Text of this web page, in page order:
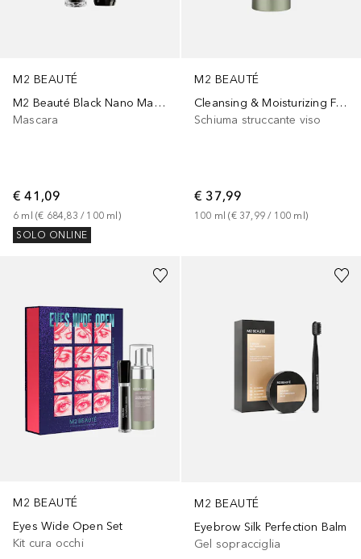
M2 BEAUTÉ
M2 Beauté Black Nano Mascara Nutrition & Natural Growth
Mascara
€ 41,09
6 ml (€ 684,83 / 100 ml )
SOLO ONLINE
M2 BEAUTÉ
Cleansing & Moisturizing Foam
Schiuma struccante viso
€ 37,99
100 ml (€ 37,99 / 100 ml)
M2 BEAUTÉ
Eyes Wide Open Set
Kit cura occhi
M2 BEAUTÉ
Eyebrow Silk Perfection Balm
Gel sopracciglia